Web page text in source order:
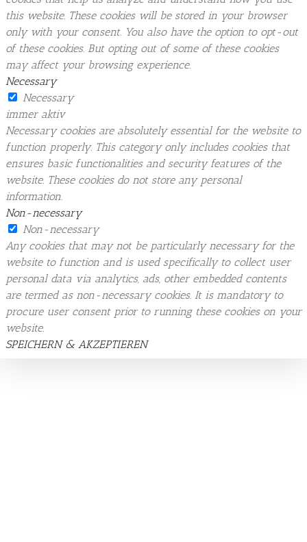
this website. These cookies will be stored in your browser
only with your consent. You also have the option to opt-out
of these cookies. But opting out of some of these cookies
may affect your browsing experience.
Necessary
Necessary
immer aktiv
Necessary cookies are absolutely essential for the website to
function properly. This category only includes cookies that
ensures basic functionalities and security features of the
website. These cookies do not store any personal
information.
Non-necessary
Non-necessary
Any cookies that may not be particularly necessary for the
website to function and is used specifically to collect user
personal data via analytics, ads, other embedded contents
are termed as non-necessary cookies. It is mandatory to
procure user consent prior to running these cookies on your
website.
SPEICHERN & AKZEPTIEREN